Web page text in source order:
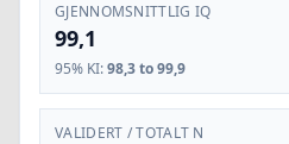
GJENNOMSNITTLIG IQ
99,1
95% KI:98,3 to 99,9
VALIDERT / TOTALT N